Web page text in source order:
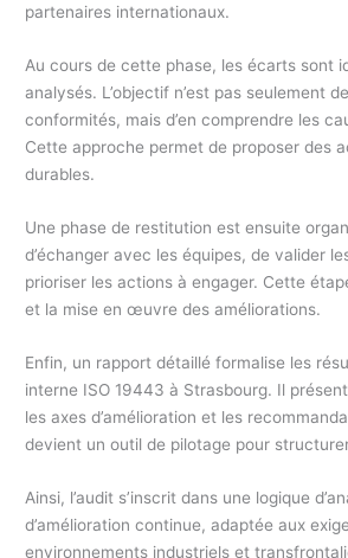
partenaires internationaux.
Au cours de cette phase, les écarts sont
analysés. L’objectif n’est pas seulement
conformités, mais d’en comprendre les
Cette approche permet de proposer des
durables.
Une phase de restitution est ensuite
d’échanger avec les équipes, de valider
prioriser les actions à engager. Cette
et la mise en œuvre des améliorations.
Enfin, un rapport détaillé formalise les
interne ISO 19443 à Strasbourg. Il
les axes d’amélioration et les
devient un outil de pilotage pour
Ainsi, l’audit s’inscrit dans une logique
d’amélioration continue, adaptée aux
environnements industriels et